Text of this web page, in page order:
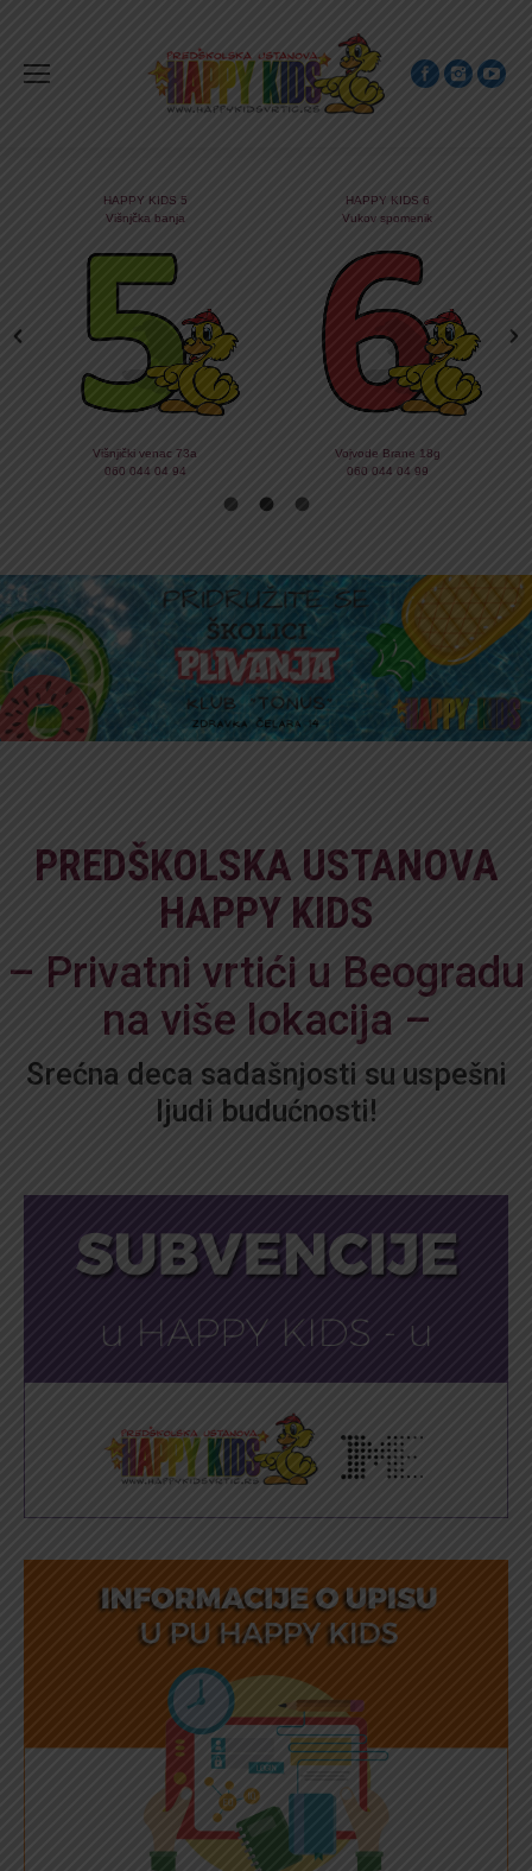
HAPPY KIDS 5
Višnjčka banja
Višnjički venac 73a
060 044 04 94
HAPPY KIDS 6
Vukov spomenik
Vojvode Brane 18g
060 044 04 99
PREDŠKOLSKA USTANOVA
HAPPY KIDS
– Privatni vrtići u Beogradu
na više lokacija –
Srećna deca sadašnjosti su uspešni
ljudi budućnosti!